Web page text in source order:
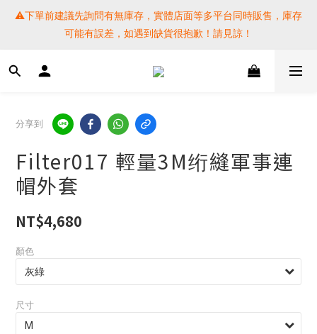
⚠️下單前建議先詢問有無庫存，實體店面等多平台同時販售，庫存
可能有誤差，如遇到缺貨很抱歉！請見諒！
⚠️下單前建議先詢問有無庫存，實體店面等多平台同時販售，庫存
可能有誤差，如遇到缺貨很抱歉！請見諒！
SF EXPRESS WORLD SHIPPING
提醒各位⚠️下單後寄出，請務必在時間內完成取貨才是乖寶寶呦~
如未取貨必須支付運費! 謝謝
⚠️下單前建議先詢問有無庫存，實體店面等多平台同時販售，庫存
可能有誤差，如遇到缺貨很抱歉！請見諒！
分享到
Filter017 輕量3M绗縫軍事連
帽外套
NT$4,680
顏色
尺寸